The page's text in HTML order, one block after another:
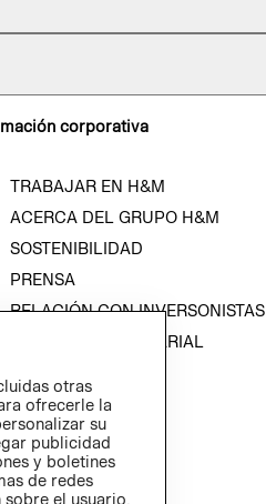
corporativa
TRABAJAR EN H&M
ACERCA DEL GRUPO H&M
SOSTENIBILIDAD
PRENSA
RELACIÓN CON INVERSONISTAS
POLÍTICA EMPRESARIAL
otras
ofrecerle la
su
publicidad
y boletines
de redes
el usuario,